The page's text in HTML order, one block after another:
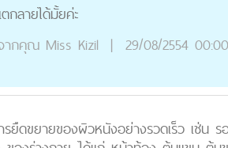
กลายได้มั้ยค่ะ
ากคุณ Miss Kizil | 29/08/2554
รยืดขยายของผิวหนังอย่างรวดเร็ว เช่น